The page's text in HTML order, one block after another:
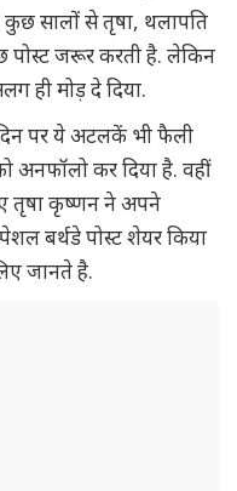
कुछ सालों से तृषा, थलापति
जरूर करती है. लेकिन
ही मोड़ दे दिया.
पर ये अटलकें भी फैली
अनफॉलो कर दिया है. वहीं
तृषा कृष्णन ने अपने
बर्थडे पोस्ट शेयर किया
जानते है.